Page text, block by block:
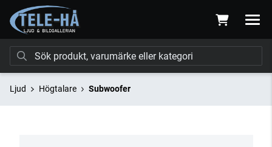
Ljud Högtalare Subwoofer